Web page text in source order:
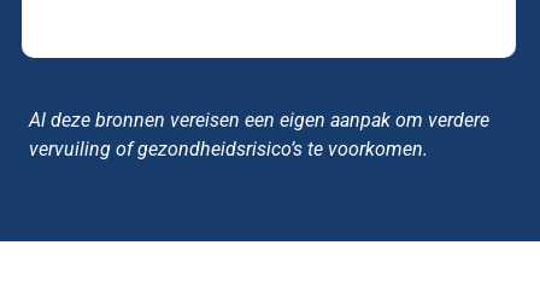
Al deze bronnen vereisen een eigen aanpak om verdere
vervuiling of gezondheidsrisico’s te voorkomen.